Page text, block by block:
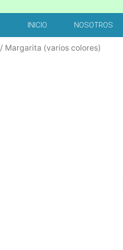
INICIO NOSOTROS
/ Margarita (varios colores)